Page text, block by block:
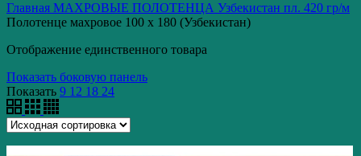
Главная МАХРОВЫЕ ПОЛОТЕНЦА Узбекистан пл. 420 гр/м
Полотенце махровое 100 x 180 (Узбекистан)
Отображение единственного товара
Показать боковую панель
Показать 9 12 18 24